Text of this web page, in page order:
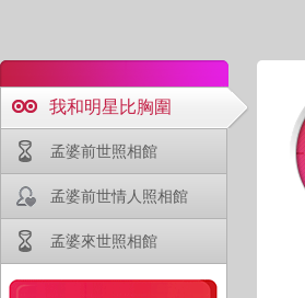
我和明星比胸圍
孟婆前世照相館
孟婆前世情人照相館
孟婆來世照相館